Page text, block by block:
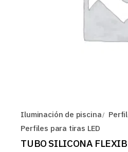
Iluminación de piscina
Perfiles para tiras LED
TUBO SILICONA